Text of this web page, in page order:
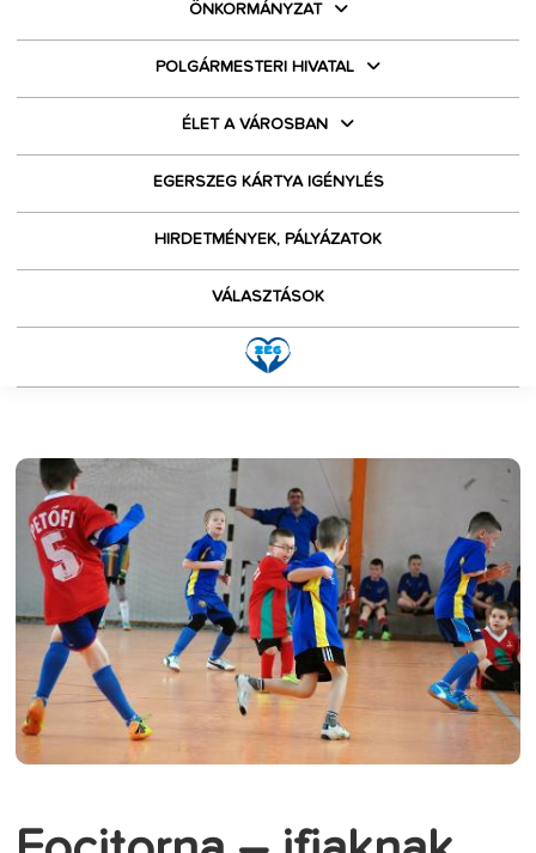
ÖNKORMÁNYZAT
POLGÁRMESTERI HIVATAL
ÉLET A VÁROSBAN
EGERSZEG KÁRTYA IGÉNYLÉS
HIRDETMÉNYEK, PÁLYÁZATOK
VÁLASZTÁSOK